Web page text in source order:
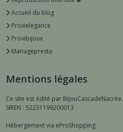
Accueil du blog
Proxielegance
Proxibijoux
Mariagepresta
Mentions légales
Ce site est édité par BijouCascadeNacrée.
SIREN : 52231199200013
Hébergement via eProShopping